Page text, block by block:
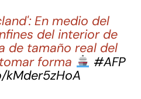
En medio del
del interior de
de tamaño real del
forma
#AFP